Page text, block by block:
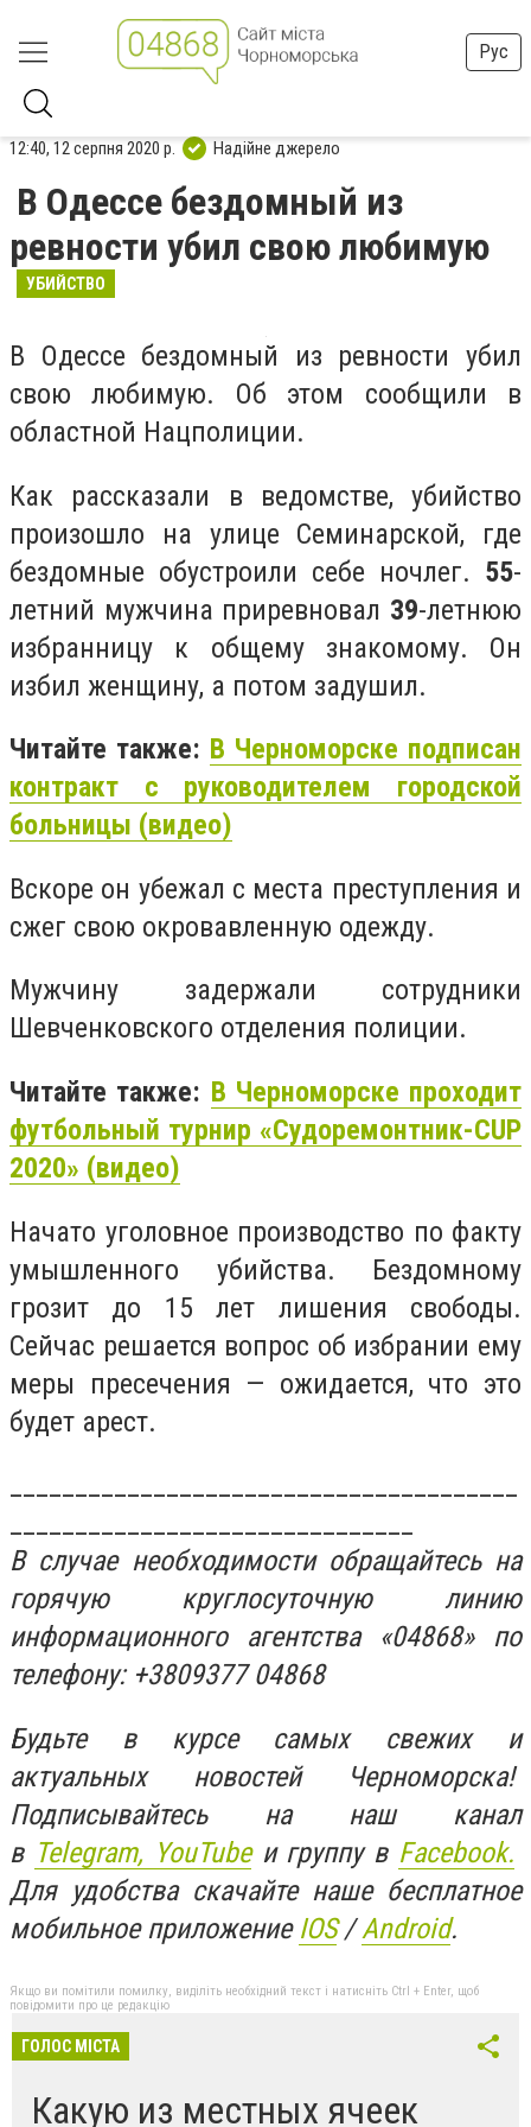
Рус
12:40, 12 серпня 2020 р. Надійне джерело
В Одессе бездомный из
ревности убил свою любимую
УБИЙСТВО
В Одессе бездомный из ревности убил
свою любимую. Об этом сообщили в
областной Нацполиции.
Как рассказали в ведомстве, убийство
произошло на улице Семинарской, где
бездомные обустроили себе ночлег. 55-
летний мужчина приревновал 39-летнюю
избранницу к общему знакомому. Он
избил женщину, а потом задушил.
Читайте также: В Черноморске подписан
контракт с руководителем городской
больницы (видео)
Вскоре он убежал с места преступления и
сжег свою окровавленную одежду.
Мужчину задержали сотрудники
Шевченковского отделения полиции.
Читайте также: В Черноморске проходит
футбольный турнир «Судоремонтник-CUP
2020» (видео)
Начато уголовное производство по факту
умышленного убийства. Бездомному
грозит до 15 лет лишения свободы.
Сейчас решается вопрос об избрании ему
меры пресечения — ожидается, что это
будет арест.
В случае необходимости обращайтесь на
горячую круглосуточную линию
информационного агентства «04868» по
телефону: +3809377 04868
Будьте в курсе самых свежих и
актуальных новостей Черноморска!
Подписывайтесь на наш канал
в Telegram, YouTubeи группу в Facebook.
Для удобства скачайте наше бесплатное
мобильное приложение IOS/Android.
Якщо ви помітили помилку, виділіть необхідний текст і натисніть Ctrl + Enter, щоб
повідомити про це редакцію
ГОЛОС МІСТА
Какую из местных ячеек